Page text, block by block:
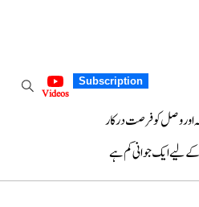
Subscription
Videos
اور وصل کو فرصت درکار
لیے ایک جوانی کم ہے